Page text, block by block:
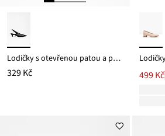
Lodičky s otevřenou patou a průřezy
329 Kč 499 Kč